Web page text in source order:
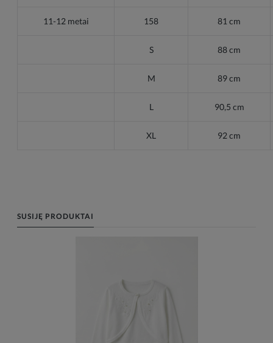
11-12 metai 158 81 cm
S 88 cm
M 89 cm
L 90,5 cm
XL 92 cm
SUSIJĘ PRODUKTAI